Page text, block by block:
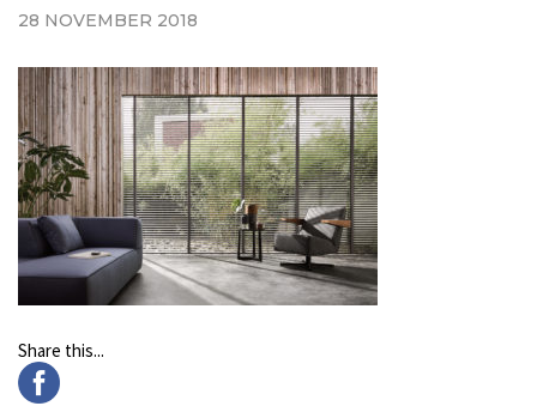
28 NOVEMBER 2018
Share this...